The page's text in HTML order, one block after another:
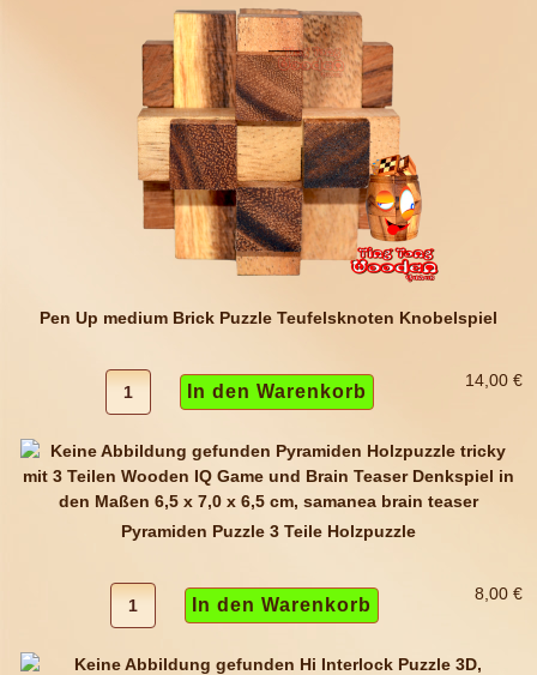
Pen Up medium Brick Puzzle Teufelsknoten Knobelspiel
14,00 €
Pyramiden Puzzle 3 Teile Holzpuzzle
8,00 €